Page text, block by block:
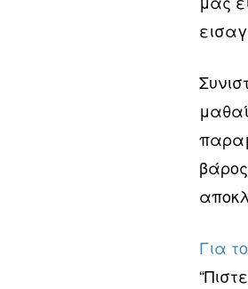
Για